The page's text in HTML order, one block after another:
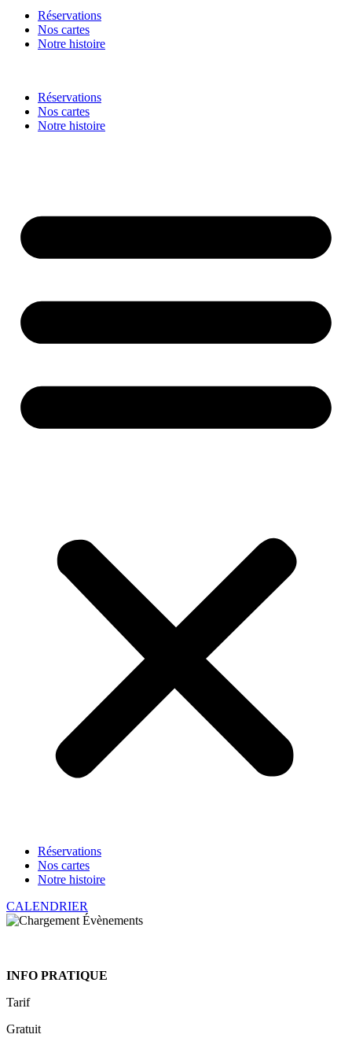
Réservations
Nos cartes
Notre histoire
Réservations
Nos cartes
Notre histoire
Réservations
Nos cartes
Notre histoire
CALENDRIER
INFO PRATIQUE
Tarif
Gratuit